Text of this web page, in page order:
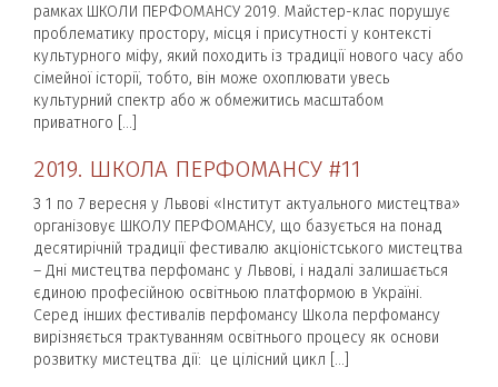
рамках ШКОЛИ ПЕРФОМАНСУ 2019. Майстер-клас порушує
проблематику простору, місця і присутності у контексті
культурного міфу, який походить із традиції нового часу або
сімейної історії, тобто, він може охоплювати увесь
культурний спектр або ж обмежитись масштабом
приватного […]
2019. ШКОЛА ПЕРФОМАНСУ #11
З 1 по 7 вересня у Львові «Інститут актуального мистецтва»
організовує ШКОЛУ ПЕРФОМАНСУ, що базується на понад
десятирічній традиції фестивалю акціоністського мистецтва
– Дні мистецтва перфоманс у Львові, і надалі залишається
єдиною професійною освітньою платформою в Україні.
Серед інших фестивалів перфомансу Школа перфомансу
вирізняється трактуванням освітнього процесу як основи
розвитку мистецтва дії: це цілісний цикл […]